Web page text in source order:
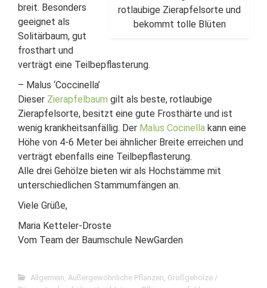
rotlaubige Zierapfelsorte und
bekommt tolle Blüten
breit. Besonders
geeignet als
Solitärbaum, gut
frosthart und
verträgt eine Teilbepflasterung.
– Malus ‘Coccinella’
Dieser Zierapfelbaum gilt als beste, rotlaubige
Zierapfelsorte, besitzt eine gute Frosthärte und ist
wenig krankheitsanfällig. Der Malus Cocinella kann eine
Höhe von 4-6 Meter bei ähnlicher Breite erreichen und
verträgt ebenfalls eine Teilbepflasterung.
Alle drei Gehölze bieten wir als Hochstämme mit
unterschiedlichen Stammumfängen an.
Viele Grüße,
Maria Ketteler-Droste
Vom Team der Baumschule NewGarden
Allgemein, Außergewöhnliche Pflanzen, Großgehölze /